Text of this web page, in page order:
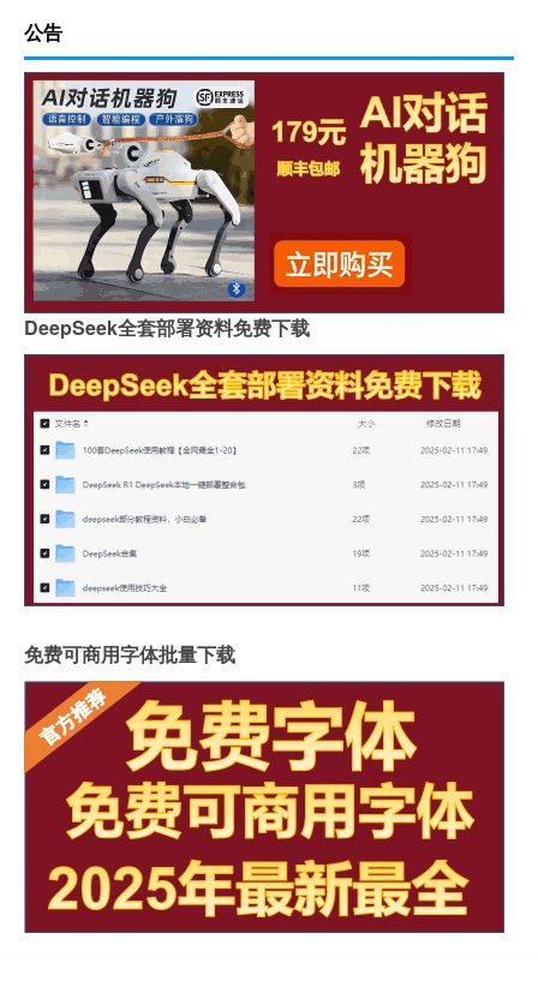
公告
DeepSeek全套部署资料免费下载
免费可商用字体批量下载